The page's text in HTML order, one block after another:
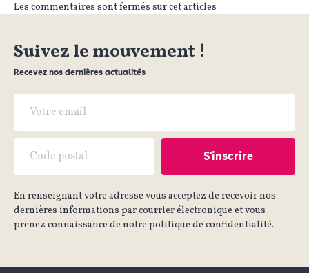
Les commentaires sont fermés sur cet articles
Suivez le mouvement !
Recevez nos dernières actualités
En renseignant votre adresse vous acceptez de recevoir nos
dernières informations par courrier électronique et vous
prenez connaissance de notre politique de confidentialité.